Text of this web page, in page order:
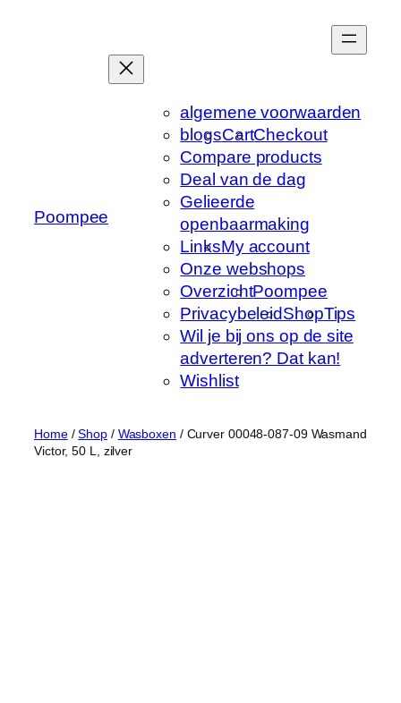
Poompee
algemene voorwaarden
blogsCartCheckout
Compare products
Deal van de dag
Gelieerde
openbaarmaking
LinksMy account
Onze webshops
OverzichtPoompee
PrivacybeleidShopTips
Wil je bij ons op de site
adverteren? Dat kan!
Wishlist
Home/Shop/ Wasboxen / Curver 00048-087-09 Wasmand
Victor, 50 L, zilver